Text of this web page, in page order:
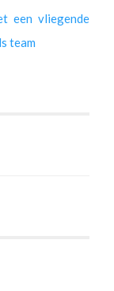
een vliegende
team